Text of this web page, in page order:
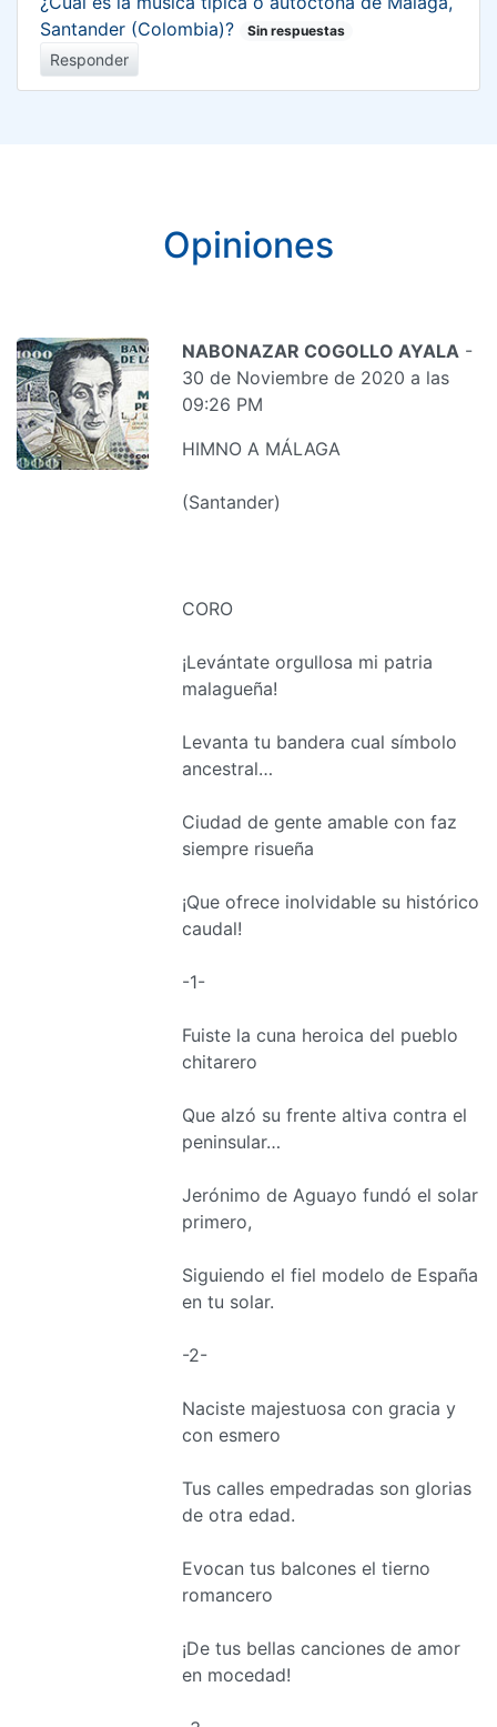
Santander (Colombia)?
Sin respuestas
Responder
Opiniones
NABONAZAR COGOLLO AYALA -
30 de Noviembre de 2020 a las
09:26 PM
HIMNO A MÁLAGA
(Santander)
CORO
¡Levántate orgullosa mi patria
malagueña!
Levanta tu bandera cual símbolo
ancestral…
Ciudad de gente amable con faz
siempre risueña
¡Que ofrece inolvidable su histórico
caudal!
-1-
Fuiste la cuna heroica del pueblo
chitarero
Que alzó su frente altiva contra el
peninsular…
Jerónimo de Aguayo fundó el solar
primero,
Siguiendo el fiel modelo de España
en tu solar.
-2-
Naciste majestuosa con gracia y
con esmero
Tus calles empedradas son glorias
de otra edad.
Evocan tus balcones el tierno
romancero
¡De tus bellas canciones de amor
en mocedad!